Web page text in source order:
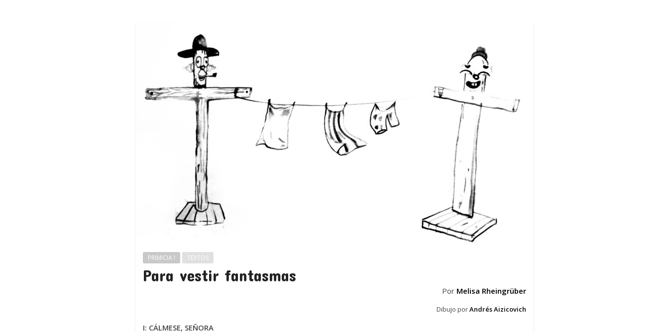
PRIMICIA ! TEXTOS
Para vestir fantasmas
Por Melisa Rheingrüber
Dibujo porAndrés Aizicovich
I: CÁLMESE, SEÑORA